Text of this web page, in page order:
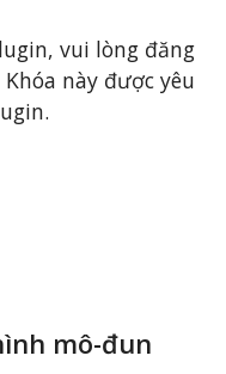
vui lòng đăng
này được yêu
mô-đun